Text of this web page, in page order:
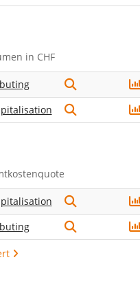
in CHF